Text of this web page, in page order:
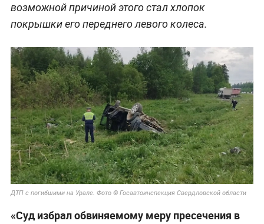
возможной причиной этого стал хлопок
покрышки его переднего левого колеса.
ДТП с погибшими на Урале. Фото © Госавтоинспекция Свердловской области
«Суд избрал обвиняемому меру пресечения в